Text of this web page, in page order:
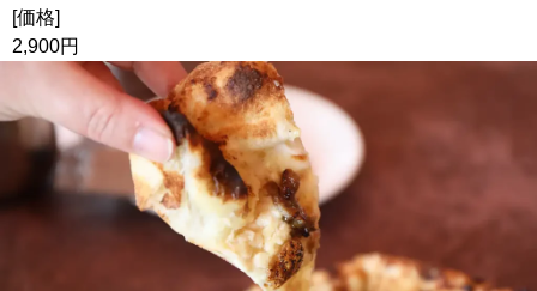
[価格]
2,900円